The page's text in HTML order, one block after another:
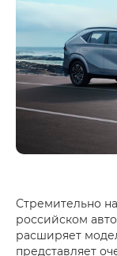
Стремительно
российском
расширяет
представляет